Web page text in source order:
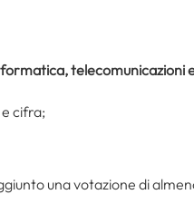
telecomunicazioni
cifra;
una votazione di